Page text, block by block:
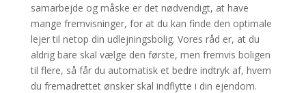
samarbejde og måske er det nødvendigt, at have
mange fremvisninger, for at du kan finde den optimale
lejer til netop din udlejningsbolig. Vores råd er, at du
aldrig bare skal vælge den første, men fremvis boligen
til flere, så får du automatisk et bedre indtryk af, hvem
du fremadrettet ønsker skal indflytte i din ejendom.